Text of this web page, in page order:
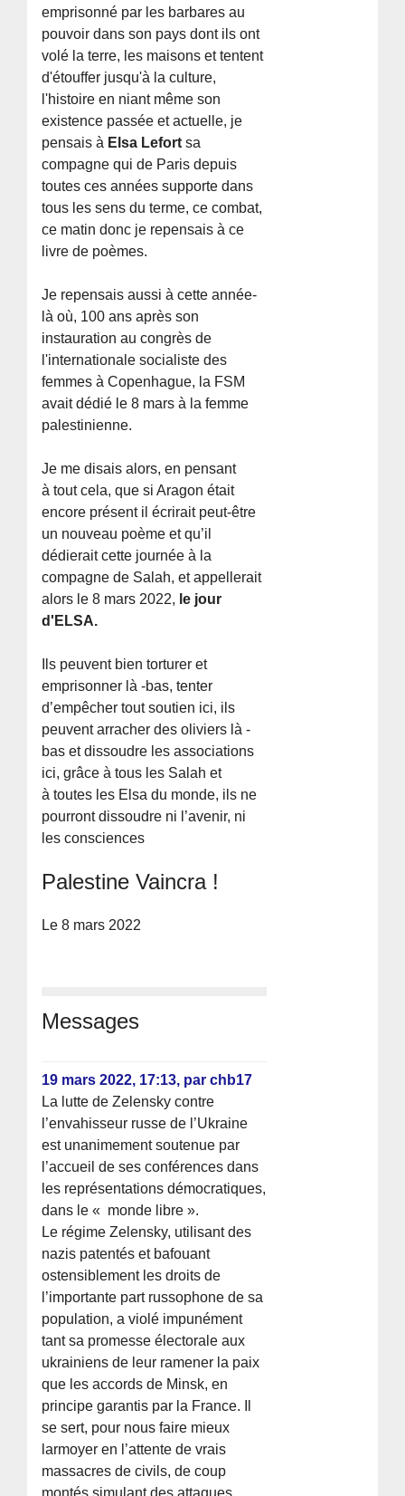
emprisonné par les barbares au
pouvoir dans son pays dont ils ont
volé la terre, les maisons et tentent
d'étouffer jusqu'à la culture,
l'histoire en niant même son
existence passée et actuelle, je
pensais à Elsa Lefortsa
compagne qui de Paris depuis
toutes ces années supporte dans
tous les sens du terme, ce combat,
ce matin donc je repensais à ce
livre de poèmes.
Je repensais aussi à cette année-
là où, 100 ans après son
instauration au congrès de
l'internationale socialiste des
femmes à Copenhague, la FSM
avait dédié le 8 mars à la femme
palestinienne.
Je me disais alors, en pensant
à tout cela, que si Aragon était
encore présent il écrirait peut-être
un nouveau poème et qu’il
dédierait cette journée à la
compagne de Salah, et appellerait
alors le 8 mars 2022, le jour
d'ELSA.
Ils peuvent bien torturer et
emprisonner là -bas, tenter
d’empêcher tout soutien ici, ils
peuvent arracher des oliviers là -
bas et dissoudre les associations
ici, grâce à tous les Salah et
à toutes les Elsa du monde, ils ne
pourront dissoudre ni l’avenir, ni
les consciences
Palestine Vaincra !
Le 8 mars 2022
Messages
19 mars 2022, 17:13, parchb17
La lutte de Zelensky contre
l’envahisseur russe de l’Ukraine
est unanimement soutenue par
l’accueil de ses conférences dans
les représentations démocratiques,
dans le « monde libre ».
Le régime Zelensky, utilisant des
nazis patentés et bafouant
ostensiblement les droits de
l’importante part russophone de sa
population, a violé impunément
tant sa promesse électorale aux
ukrainiens de leur ramener la paix
que les accords de Minsk, en
principe garantis par la France. Il
se sert, pour nous faire mieux
larmoyer en l’attente de vrais
massacres de civils, de coup